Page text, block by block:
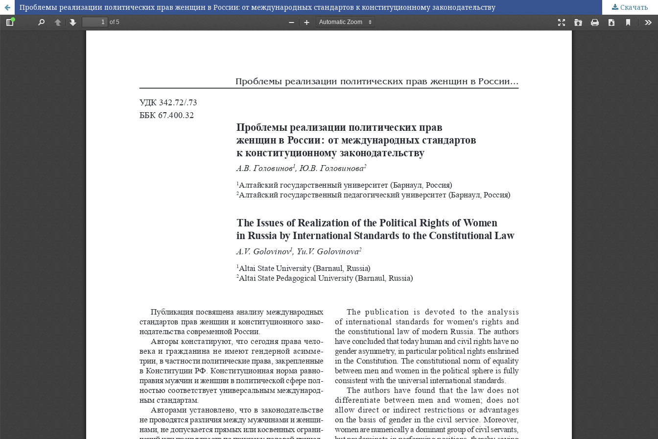
Проблемы реализации политических прав женщин в России: от международных стандартов к конституционному законодательству Скачать